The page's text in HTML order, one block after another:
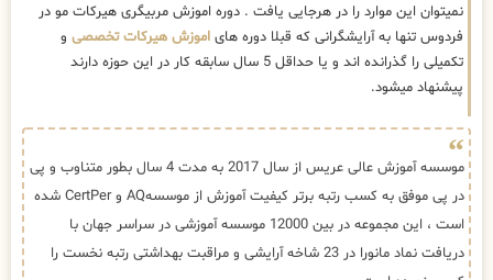
نمیتوان این موارد را در هرجایی یافت . دوره اموزش مربیگری هیرکات مو در
فردوس تنها به آرایشگرانی که قبلا دوره های اموزش هیرکات تخصصی و
تکمیلی را گذرانده اند و یا حداقل 5 سال سابقه کار در این حوزه دارند
پیشنهاد میشود.
موسسه آموزش عالی عریس از سال 2017 به مدت 4 سال بطور متناوب و پی
در پی موفق به کسب رتبه برتر کیفیت آموزش از موسسهAQ و CertPer شده
است ، این مجموعه در بین 12000 موسسه آموزشی در سراسر جهان با
دریافت نماد مانورا در 23 شاخه آرایشی و مراقبت بهداشتی رتبه نخست را